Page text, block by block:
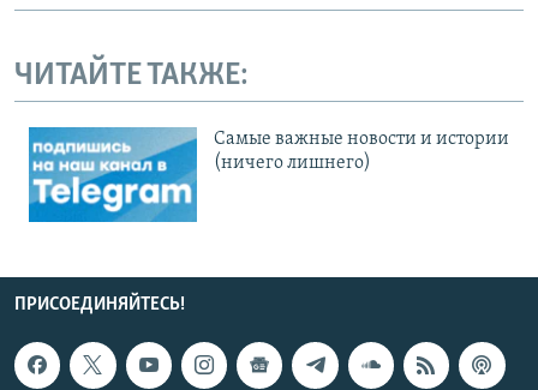
ЧИТАЙТЕ ТАКЖЕ:
Cамые важные новости и истории
(ничего лишнего)
ПРИСОЕДИНЯЙТЕСЬ!